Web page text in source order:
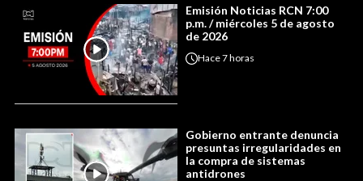
Emisión Noticias RCN 7:00
p.m. / miércoles 5 de agosto
de 2026
Hace7 horas
Gobierno entrante denuncia
presuntas irregularidades en
la compra de sistemas
antidrones